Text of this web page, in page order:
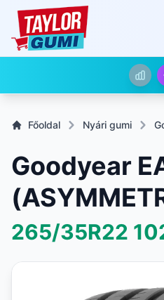
Főoldal Nyári gumi
Goodyear
265/35R22